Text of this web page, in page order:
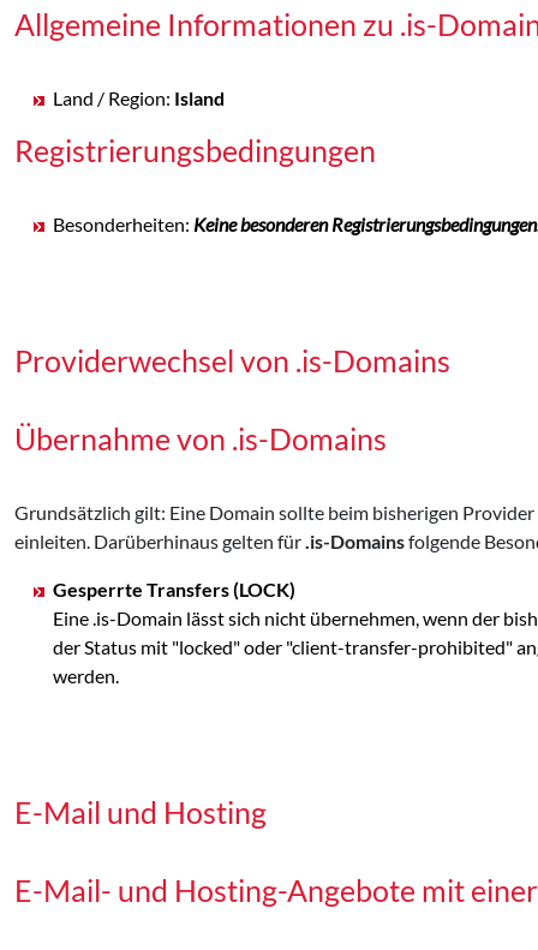
Allgemeine Informationen zu .is-
Land / Region: Island
Registrierungsbedingungen
Besonderheiten: Keine besonderen
Providerwechsel von .is-Domains
Übernahme von .is-Domains
Grundsätzlich gilt: Eine Domain sollte beim bisherigen
einleiten. Darüberhinaus gelten für .is-Domainsfolgende
Gesperrte Transfers (LOCK)
Eine .is-Domain lässt sich nicht übernehmen, wenn der
der Status mit "locked" oder "client-transfer-prohibited"
werden.
E-Mail und Hosting
E-Mail- und Hosting-Angebote mit